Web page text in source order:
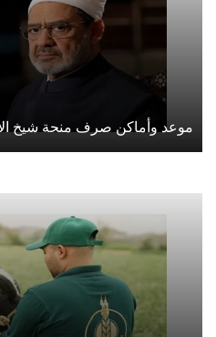
موعد وأماكن صرف منحة شيخ